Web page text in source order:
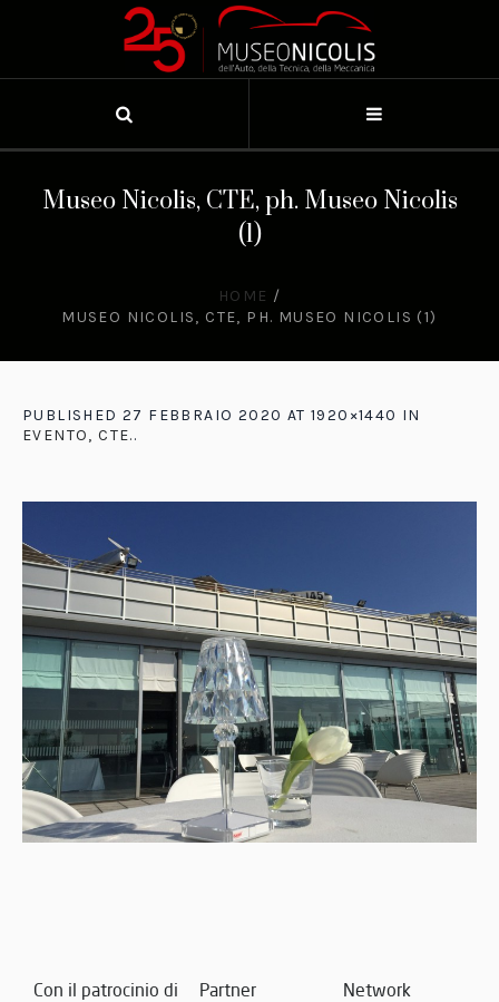
Museo Nicolis, CTE, ph. Museo Nicolis
(1)
HOME /
MUSEO NICOLIS, CTE, PH. MUSEO NICOLIS (1)
PUBLISHED 27 FEBBRAIO 2020 AT 1920×1440 IN
EVENTO, CTE..
Con il patrocinio di Partner Network